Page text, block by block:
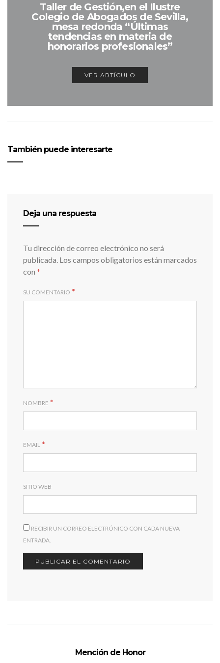
Taller de Gestión,en el Ilustre
Colegio de Abogados de Sevilla,
mesa redonda “Últimas
tendencias en materia de
honorarios profesionales”
VER ARTÍCULO
También puede interesarte
Deja una respuesta
Tu dirección de correo electrónico no será
publicada. Los campos obligatorios están marcados
con *
SU COMENTARIO *
NOMBRE *
EMAIL *
SITIO WEB
RECIBIR UN CORREO ELECTRÓNICO CON CADA NUEVA
ENTRADA.
Mención de Honor